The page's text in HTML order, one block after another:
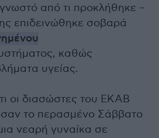
γνωστό από τι προκλήθηκε –
επιδεινώθηκε σοβαρά
καθώς
υγείας.
οι διασώστες του ΕΚΑΒ
το περασμένο Σάββατο
νεαρή γυναίκα σε